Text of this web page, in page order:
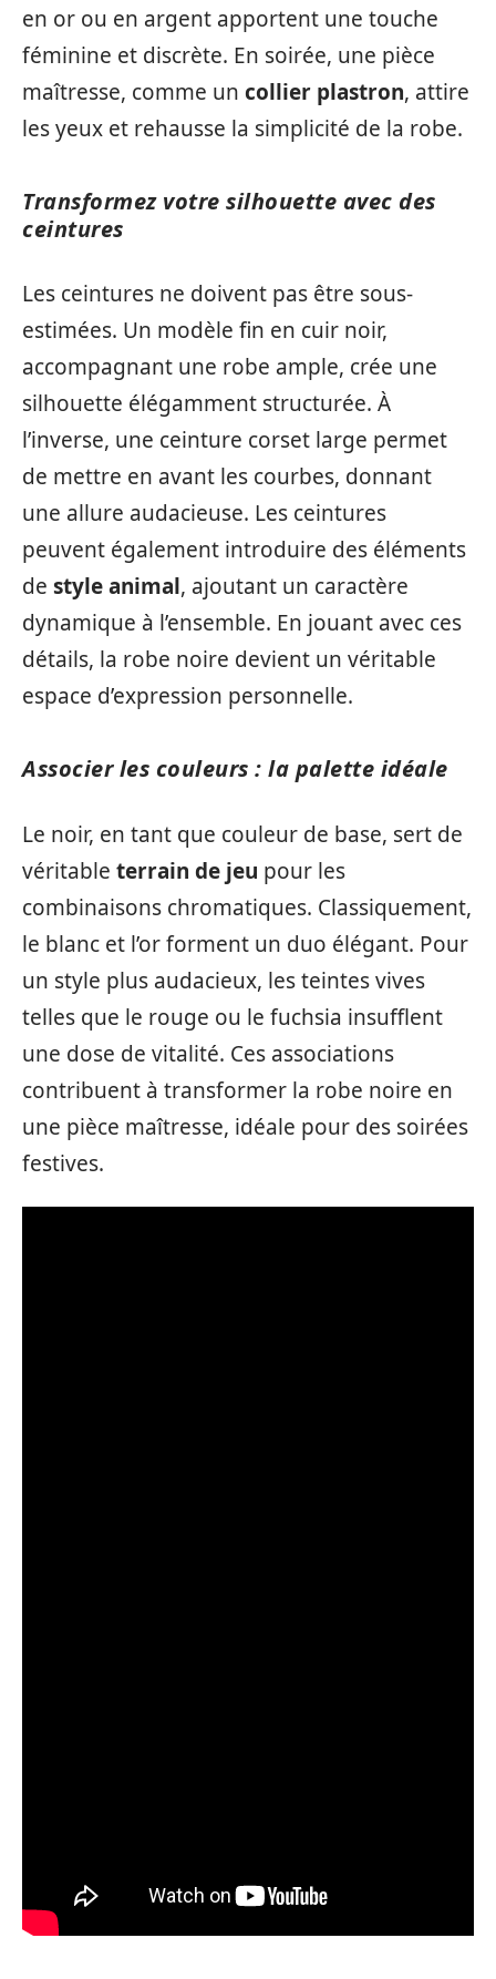
en or ou en argent apportent une touche
féminine et discrète. En soirée, une pièce
maîtresse, comme un collier plastron, attire
les yeux et rehausse la simplicité de la robe.
Transformez votre silhouette avec des
ceintures
Les ceintures ne doivent pas être sous-
estimées. Un modèle fin en cuir noir,
accompagnant une robe ample, crée une
silhouette élégamment structurée. À
l’inverse, une ceinture corset large permet
de mettre en avant les courbes, donnant
une allure audacieuse. Les ceintures
peuvent également introduire des éléments
de style animal, ajoutant un caractère
dynamique à l’ensemble. En jouant avec ces
détails, la robe noire devient un véritable
espace d’expression personnelle.
Associer les couleurs : la palette idéale
Le noir, en tant que couleur de base, sert de
véritable terrain de jeu pour les
combinaisons chromatiques. Classiquement,
le blanc et l’or forment un duo élégant. Pour
un style plus audacieux, les teintes vives
telles que le rouge ou le fuchsia insufflent
une dose de vitalité. Ces associations
contribuent à transformer la robe noire en
une pièce maîtresse, idéale pour des soirées
festives.